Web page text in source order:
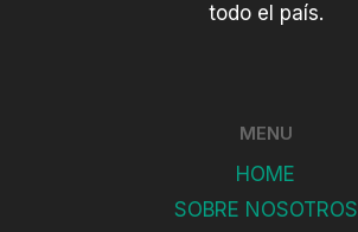
todo el país.
MENU
HOME
SOBRE NOSOTROS